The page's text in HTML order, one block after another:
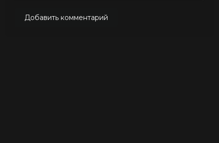
Добавить комментарий